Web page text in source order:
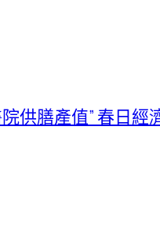
院供膳產值” 春日